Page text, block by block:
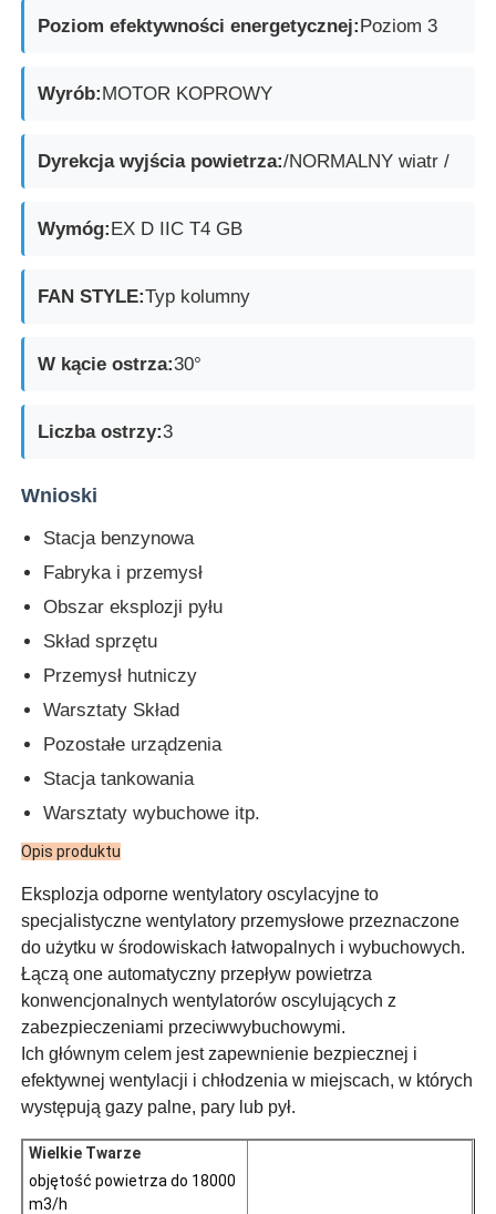
Poziom efektywności energetycznej:Poziom 3
Wyrób:MOTOR KOPROWY
Dyrekcja wyjścia powietrza:/NORMALNY wiatr /
Wymóg:EX D IIC T4 GB
FAN STYLE:Typ kolumny
W kącie ostrza:30°
Liczba ostrzy:3
Wnioski
Stacja benzynowa
Fabryka i przemysł
Obszar eksplozji pyłu
Skład sprzętu
Przemysł hutniczy
Warsztaty Skład
Pozostałe urządzenia
Stacja tankowania
Warsztaty wybuchowe itp.
Opis produktu
Eksplozja odporne wentylatory oscylacyjne to
specjalistyczne wentylatory przemysłowe przeznaczone
do użytku w środowiskach łatwopalnych i wybuchowych.
Łączą one automatyczny przepływ powietrza
konwencjonalnych wentylatorów oscylujących z
zabezpieczeniami przeciwwybuchowymi.
Ich głównym celem jest zapewnienie bezpiecznej i
efektywnej wentylacji i chłodzenia w miejscach, w których
występują gazy palne, pary lub pył.
Wielkie Twarze
objętość powietrza do 18000
m3/h